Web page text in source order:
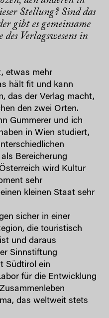
Stellung? Sind das
gibt es gemeinsame
Verlagswesens in
etwas mehr
hält fit und kann
das der Verlag macht,
den zwei Orten.
Gummerer und ich
in Wien studiert,
Bereicherung
wird Kultur
sehr
kleinen Staat sehr
sicher in einer
die touristisch
und daraus
Sinnstiftung
Südtirol ein
für die Entwicklung
das weltweit stets